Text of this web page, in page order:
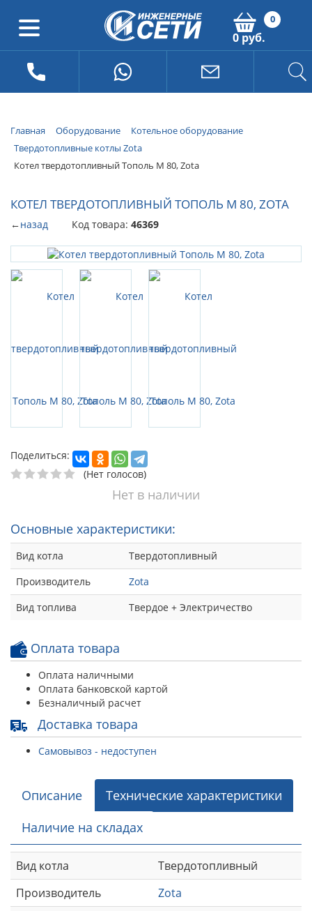
0
0 руб.
Главная Оборудование
Котельное оборудование
Твердотопливные котлы Zota
Котел твердотопливный Тополь М 80, Zota
КОТЕЛ ТВЕРДОТОПЛИВНЫЙ ТОПОЛЬ М 80, ZOTA
←назад Код товара: 46369
Поделиться:
(Нет голосов)
Нет в наличии
Основные характеристики:
Вид котла
Твердотопливный
Производитель
Zota
Вид топлива
Твердое + Электричество
Оплата товара
Оплата наличными
Оплата банковской картой
Безналичный расчет
Доставка товара
Самовывоз - недоступен
Описание
Технические характеристики
Наличие на складах
Вид котла
Твердотопливный
Производитель
Zota